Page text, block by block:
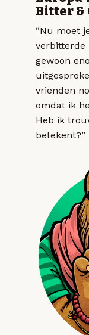
Bitter &
“Nu moet
verbitterde
gewoon
vrienden
omdat ik
Heb ik
betekent?”